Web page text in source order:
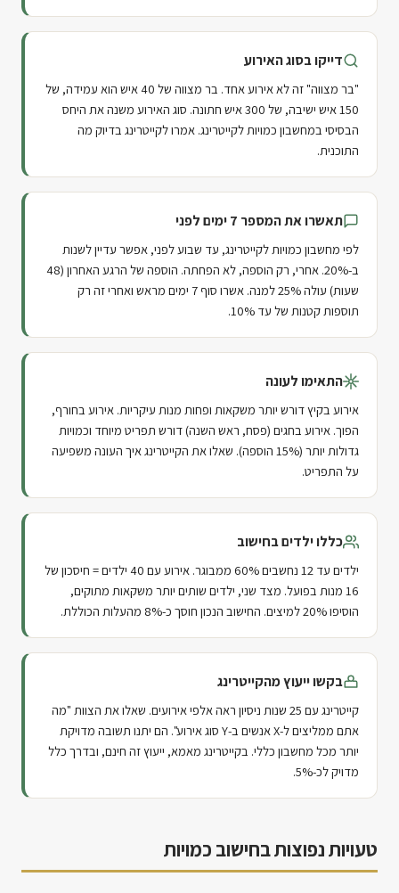
דייקו בסוג האירוע
"בר מצווה" זה לא אירוע אחד. בר מצווה של 40 איש הוא עמידה, של
150 איש ישיבה, של 300 איש חתונה. סוג האירוע משנה את היחס
הבסיסי במחשבון כמויות לקייטרינג. אמרו לקייטרינג בדיוק מה
התוכנית.
תאשרו את המספר 7 ימים לפני
לפי מחשבון כמויות לקייטרינג, עד שבוע לפני, אפשר עדיין לשנות
ב-20%. אחרי, רק הוספה, לא הפחתה. הוספה של הרגע האחרון (48
שעות) עולה 25% למנה. אשרו סוף 7 ימים מראש ואחרי זה רק
תוספות קטנות של עד 10%.
התאימו לעונה
אירוע בקיץ דורש יותר משקאות ופחות מנות עיקריות. אירוע בחורף,
הפוך. אירוע בחגים (פסח, ראש השנה) דורש תפריט מיוחד וכמויות
גדולות יותר (15% הוספה). שאלו את הקייטרינג איך העונה משפיעה
על התפריט.
כללו ילדים בחישוב
ילדים עד 12 נחשבים 60% ממבוגר. אירוע עם 40 ילדים = חיסכון של
16 מנות בפועל. מצד שני, ילדים שותים יותר משקאות מתוקים,
הוסיפו 20% למיצים. החישוב הנכון חוסך כ-8% מהעלות הכוללת.
בקשו ייעוץ מהקייטרינג
קייטרינג עם 25 שנות ניסיון ראה אלפי אירועים. שאלו את הצוות "מה
אתם ממליצים ל-X אנשים ב-Y סוג אירוע". הם יתנו תשובה מדויקת
יותר מכל מחשבון כללי. בקייטרינג מאמא, ייעוץ זה חינם, ובדרך כלל
מדויק לכ-5%.
טעויות נפוצות בחישוב כמויות